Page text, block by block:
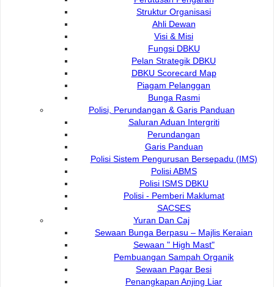
Struktur Organisasi
Ahli Dewan
Visi & Misi
Fungsi DBKU
Pelan Strategik DBKU
DBKU Scorecard Map
Piagam Pelanggan
Bunga Rasmi
Polisi, Perundangan & Garis Panduan
Saluran Aduan Intergriti
Perundangan
Garis Panduan
Polisi Sistem Pengurusan Bersepadu (IMS)
Polisi ABMS
Polisi ISMS DBKU
Polisi - Pemberi Maklumat
SACSES
Yuran Dan Caj
Sewaan Bunga Berpasu – Majlis Keraian
Sewaan " High Mast"
Pembuangan Sampah Organik
Sewaan Pagar Besi
Penangkapan Anjing Liar
Timbalan Pengarah CPS
Kartini Haji Bushra
Timbalan Pengarah Jabatan
Perkhidmatan Korporat
Timbalan Pengarah FCS
Hubungi